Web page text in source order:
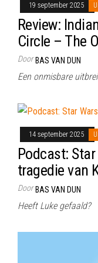
19 september 2025
Review:
Circle – The
Door BAS VAN DUN
Een onmisbare
14 september 2025
Podcast:
tragedie van
Door BAS VAN DUN
Heeft Luke gefaald?